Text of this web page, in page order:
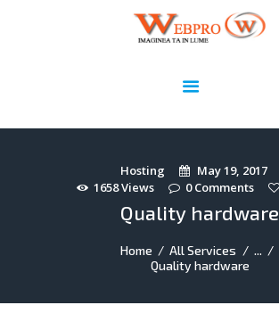
Hosting
May 19, 2017
1658Views 0 Comments
Quality hardware
Home All Services
...
Quality hardware
Webpro.ro
ADMINISTRARE ȘI
SECURIZARE SITE
PORTOFOLIU
UTILE
CONTACT